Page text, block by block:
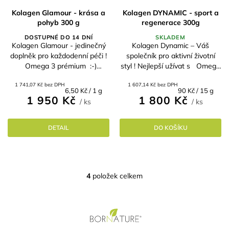
Kolagen Glamour - krása a
pohyb 300 g
DOSTUPNÉ DO 14 DNÍ
1 741,07 Kč bez DPH
1 950 Kč / ks
Měrná
cena:
6,50 Kč / 1 g
DETAIL
Kolagen Glamour - jedinečný
doplněk pro každodenní péči !
Omega 3 prémium :-)
Kolagen Glamour, která je
pečlivě navržena tak, aby...
Kolagen DYNAMIC - sport a
regenerace 300g
SKLADEM
1 607,14 Kč bez DPH
1 800 Kč / ks
Měrná
cena:
90 Kč / 15 g
DO KOŠÍKU
Kolagen Dynamic – Váš
společník pro aktivní životní
styl ! Nejlepší užívat s Omega
vám Kolagen Dynamic s
osvěžující...
O
á
d
4položek celkem